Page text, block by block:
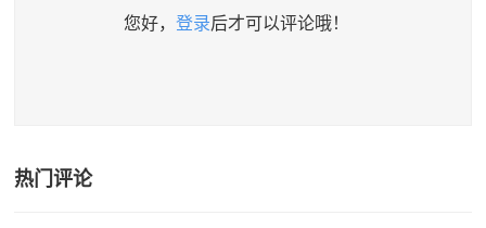
您好， 登录后才可以评论哦！
热门评论